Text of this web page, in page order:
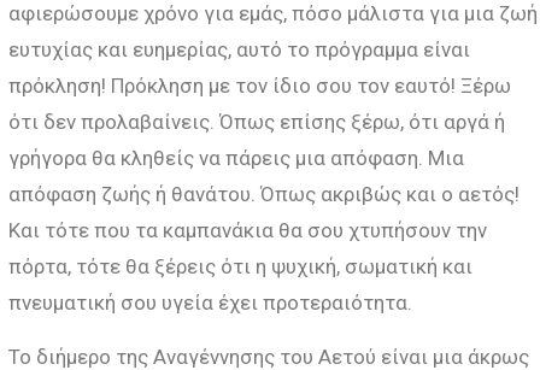
αφιερώσουμε χρόνο για εμάς, πόσο μάλιστα για μια ζωή
ευτυχίας και ευημερίας, αυτό το πρόγραμμα είναι
πρόκληση! Πρόκληση με τον ίδιο σου τον εαυτό! Ξέρω
ότι δεν προλαβαίνεις. Όπως επίσης ξέρω, ότι αργά ή
γρήγορα θα κληθείς να πάρεις μια απόφαση. Μια
απόφαση ζωής ή θανάτου. Όπως ακριβώς και ο αετός!
Και τότε που τα καμπανάκια θα σου χτυπήσουν την
πόρτα, τότε θα ξέρεις ότι η ψυχική, σωματική και
πνευματική σου υγεία έχει προτεραιότητα.
Το διήμερο της Αναγέννησης του Αετού είναι μια άκρως